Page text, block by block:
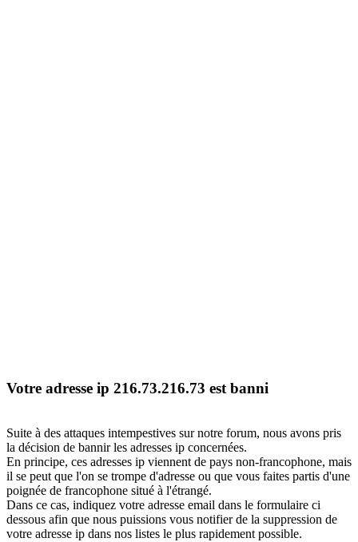
Votre adresse ip 216.73.216.73 est banni
Suite à des attaques intempestives sur notre forum, nous avons pris
la décision de bannir les adresses ip concernées.
En principe, ces adresses ip viennent de pays non-francophone, mais
il se peut que l'on se trompe d'adresse ou que vous faites partis d'une
poignée de francophone situé à l'étrangé.
Dans ce cas, indiquez votre adresse email dans le formulaire ci
dessous afin que nous puissions vous notifier de la suppression de
votre adresse ip dans nos listes le plus rapidement possible.